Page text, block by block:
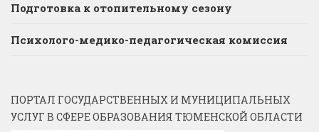
Подготовка к отопительному сезону
Психолого-медико-педагогическая комиссия
ПОРТАЛ ГОСУДАРСТВЕННЫХ И МУНИЦИПАЛЬНЫХ
УСЛУГ В СФЕРЕ ОБРАЗОВАНИЯ ТЮМЕНСКОЙ ОБЛАСТИ